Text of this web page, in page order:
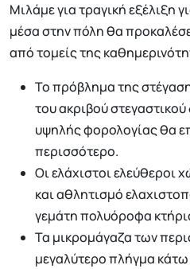
Μιλάμε για τραγική εξέλιξη
μέσα στην πόλη θα
από τομείς της
Το πρόβλημα της
του ακριβού
υψηλής φορολογίας θα
περισσότερο.
Οι ελάχιστοι ελεύθεροι
και αθλητισμό
γεμάτη πολυόροφα
Τα μικρομάγαζα των
μεγαλύτερο πλήγμα